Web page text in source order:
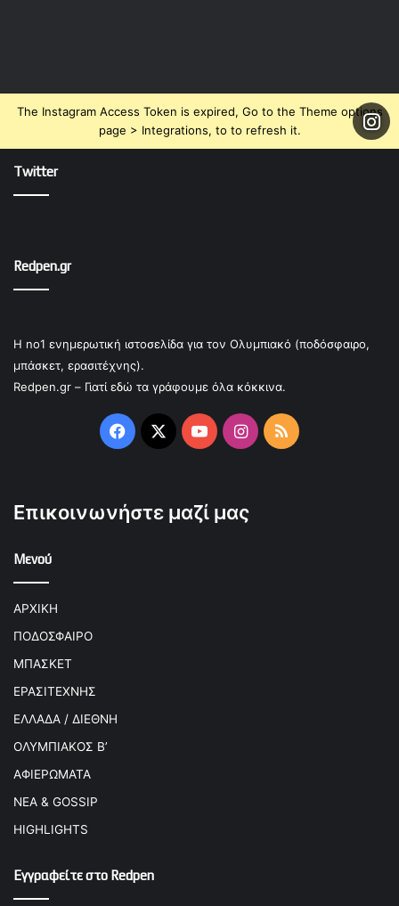
The Instagram Access Token is expired, Go to the Theme options
page > Integrations, to to refresh it.
Twitter
Redpen.gr
Η no1 ενημερωτική ιστοσελίδα για τον Ολυμπιακό (ποδόσφαιρο,
μπάσκετ, ερασιτέχνης).
Redpen.gr – Γιατί εδώ τα γράφουμε όλα κόκκινα.
Facebook
X YouTubeInstagram
RSS
Επικοινωνήστε μαζί μας
Μενού
ΑΡΧΙΚΗ
ΠΟΔΟΣΦΑΙΡΟ
ΜΠΑΣΚΕΤ
ΕΡΑΣΙΤΕΧΝΗΣ
ΕΛΛΑΔΑ / ΔΙΕΘΝΗ
ΟΛΥΜΠΙΑΚΟΣ Β’
ΑΦΙΕΡΩΜΑΤΑ
ΝΕΑ & GOSSIP
HIGHLIGHTS
Εγγραφείτε στο Redpen